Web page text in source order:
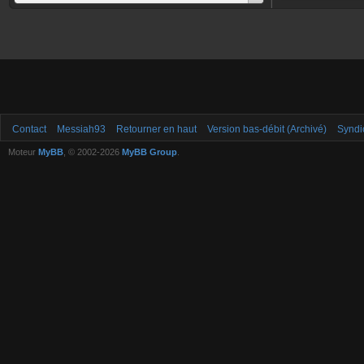
Contact Messiah93 Retourner en haut Version bas-débit (Archivé)
Moteur MyBB , © 2002-2026 MyBB Group